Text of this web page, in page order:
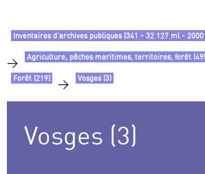
Inventaires d’archives publiques (341 - 32 127 ml -
> Agriculture, pêches maritimes, territoires, forêt
Forêt (219) > Vosges (3)
Vosges (3)